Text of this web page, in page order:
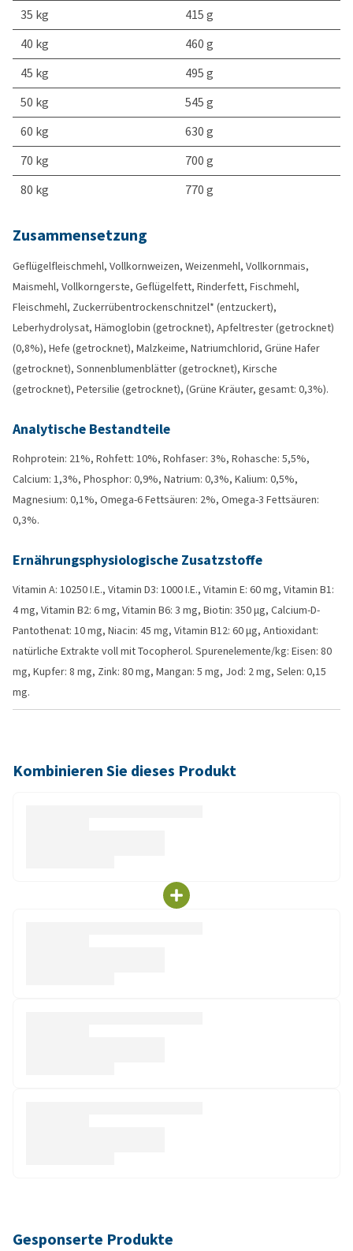
35 kg
415 g
40 kg
460 g
45 kg
495 g
50 kg
545 g
60 kg
630 g
70 kg
700 g
80 kg
770 g
Zusammensetzung
Geflügelfleischmehl, Vollkornweizen, Weizenmehl, Vollkornmais,
Maismehl, Vollkorngerste, Geflügelfett, Rinderfett, Fischmehl,
Fleischmehl, Zuckerrübentrockenschnitzel* (entzuckert),
Leberhydrolysat, Hämoglobin (getrocknet), Apfeltrester (getrocknet)
(0,8%), Hefe (getrocknet), Malzkeime, Natriumchlorid, Grüne Hafer
(getrocknet), Sonnenblumenblätter (getrocknet), Kirsche
(getrocknet), Petersilie (getrocknet), (Grüne Kräuter, gesamt: 0,3%).
Analytische Bestandteile
Rohprotein: 21%, Rohfett: 10%, Rohfaser: 3%, Rohasche: 5,5%,
Calcium: 1,3%, Phosphor: 0,9%, Natrium: 0,3%, Kalium: 0,5%,
Magnesium: 0,1%, Omega-6 Fettsäuren: 2%, Omega-3 Fettsäuren:
0,3%.
Ernährungsphysiologische Zusatzstoffe
Vitamin A: 10250 I.E., Vitamin D3: 1000 I.E., Vitamin E: 60 mg, Vitamin B1:
4 mg, Vitamin B2: 6 mg, Vitamin B6: 3 mg, Biotin: 350 µg, Calcium-D-
Pantothenat: 10 mg, Niacin: 45 mg, Vitamin B12: 60 µg, Antioxidant:
natürliche Extrakte voll mit Tocopherol. Spurenelemente/kg: Eisen: 80
mg, Kupfer: 8 mg, Zink: 80 mg, Mangan: 5 mg, Jod: 2 mg, Selen: 0,15
mg.
Kombinieren Sie dieses Produkt
Gesponserte Produkte